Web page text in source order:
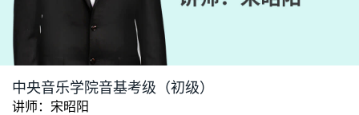
中央音乐学院音基考级（初级）
讲师：宋昭阳